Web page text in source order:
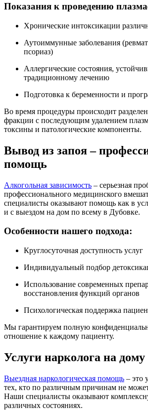
Показания к проведению
Хронические интоксикации
Аутоиммунные заболевания
псориаз)
Аллергические состояния,
традиционному лечению
Подготовка к беременности и
Во время процедуры происходит
фракции с последующим удалением
токсины и патологические компоненты.
Вывод из запоя –
помощь
Алкогольная зависимость – серьезная
профессионального медицинского
специалисты оказывают помощь как в
и с выездом на дом по всему в Дубовке.
Особенности нашего подхода:
Круглосуточная доступность услуг
Индивидуальный подбор
Использование современных
восстановления функций органов
Психологическая поддержка
Мы гарантируем полную
отношение к каждому пациенту.
Услуги нарколога на дому
Выездная наркологическая помощь – это
тех, кто по различным причинам не
Наши специалисты оказывают
различных состояниях.